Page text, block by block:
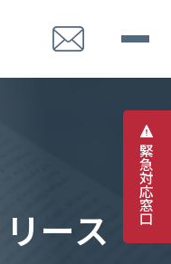
緊
急
対
応
窓
口
リ ース